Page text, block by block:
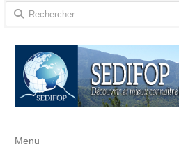
Rechercher :
Menu
Menu